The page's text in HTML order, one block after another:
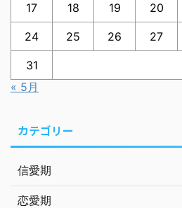
17 18 19 20
24 25 26 27
31
« 5月
カテゴリー
信愛期
恋愛期